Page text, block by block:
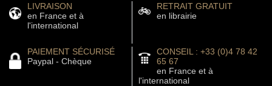
LIVRAISON
en France et à
l'international
RETRAIT GRATUIT
en librairie
PAIEMENT SÉCURISÉ
Paypal - Chèque
CONSEIL : +33 (0)4 78 42
65 67
en France et à
l'international